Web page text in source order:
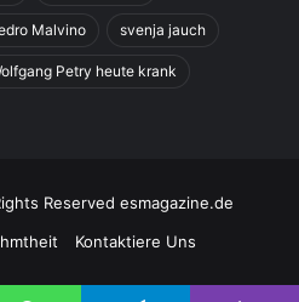
Malvino svenja jauch
Petry heute krank
Reserved esmagazine.de
Kontaktiere Uns